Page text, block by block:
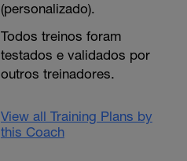
(personalizado).
Todos treinos foram
testados e validados por
outros treinadores.
View all Training Plans by
this Coach